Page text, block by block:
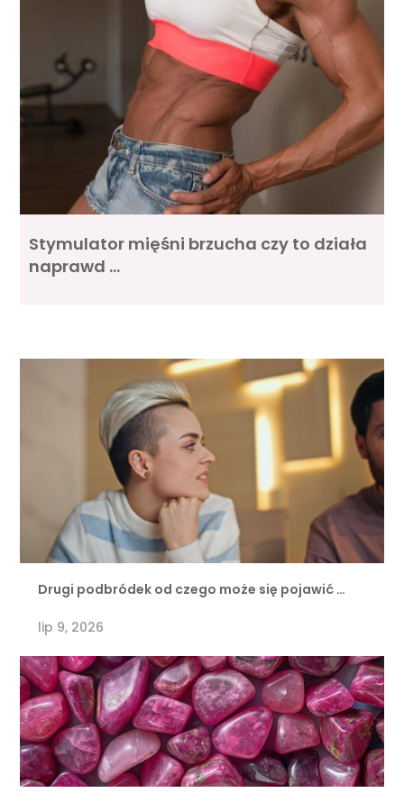
Stymulator mięśni brzucha czy to działa
naprawd …
Drugi podbródek od czego może się pojawić …
lip 9, 2026